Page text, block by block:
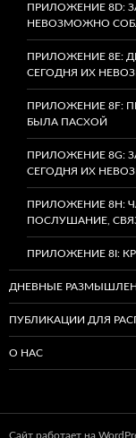
ПРИЛОЖЕНИЕ 8D:
НЕВОЗМОЖНО
ПРИЛОЖЕНИЕ 8E:
СЕГОДНЯ ИХ
ПРИЛОЖЕНИЕ 8F:
БЫЛА ПАСХОЙ
ПРИЛОЖЕНИЕ 8G:
СЕГОДНЯ ИХ
ПРИЛОЖЕНИЕ 8H:
ПОСЛУШАНИЕ,
ПРИЛОЖЕНИЕ 8I:
ДНЕВНЫЕ
ПУБЛИКАЦИИ ДЛЯ
О НАС
Сайт работает на